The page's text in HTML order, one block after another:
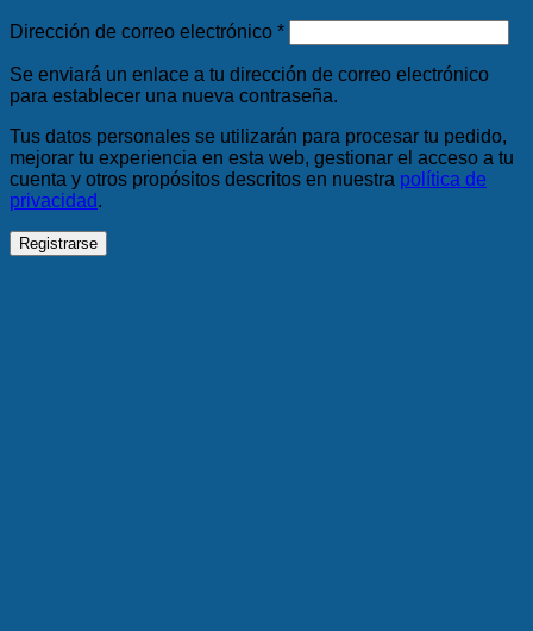
Dirección de correo electrónico *Obligatorio
Se enviará un enlace a tu dirección de correo electrónico
para establecer una nueva contraseña.
Tus datos personales se utilizarán para procesar tu pedido,
mejorar tu experiencia en esta web, gestionar el acceso a tu
cuenta y otros propósitos descritos en nuestra política de
privacidad.
Registrarse